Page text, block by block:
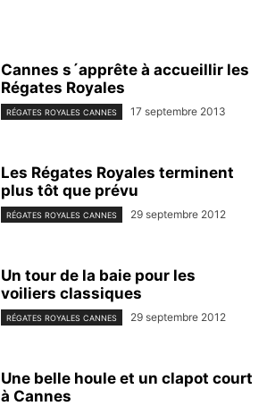
Cannes s´apprête à accueillir les
Régates Royales
RÉGATES ROYALES CANNES 17 septembre 2013
Les Régates Royales terminent
plus tôt que prévu
RÉGATES ROYALES CANNES 29 septembre 2012
Un tour de la baie pour les
voiliers classiques
RÉGATES ROYALES CANNES 29 septembre 2012
Une belle houle et un clapot court
à Cannes